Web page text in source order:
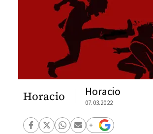
Horacio Horacio
07.03.2022